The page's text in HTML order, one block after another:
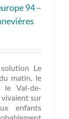
94 –
Le
matin, le
le Val-de-
vivaient sur
enfants